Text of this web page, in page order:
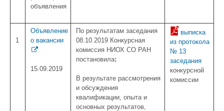
объявления
1
Объявление
о вакансии
15.09.2019
По результатам заседания
08.10.2019 Конкурсная
комиссия НИОХ СО РАН
постановила:
В результате рассмотрения
и обсуждения
квалификации, опыта и
основных результатов,
выписка
из протокола
№ 13
заседания
конкурсной
комиссии